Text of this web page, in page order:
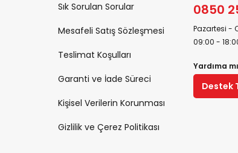
Sık Sorulan Sorular
Mesafeli Satış Sözleşmesi
Teslimat Koşulları
Garanti ve İade Süreci
Kişisel Verilerin Korunması
Gizlilik ve Çerez Politikası
0850
Pazartesi -
09:00 -
Yardıma
Destek